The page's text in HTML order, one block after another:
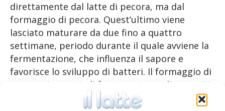
direttamente dal latte di pecora, ma dal
formaggio di pecora. Quest’ultimo viene
lasciato maturare da due fino a quattro
settimane, periodo durante il quale avviene la
fermentazione, che influenza il sapore e
favorisce lo sviluppo di batteri. Il formaggio di
pecora viene quindi frantumato negli appositi
macchinari. La finezza e la velocità del